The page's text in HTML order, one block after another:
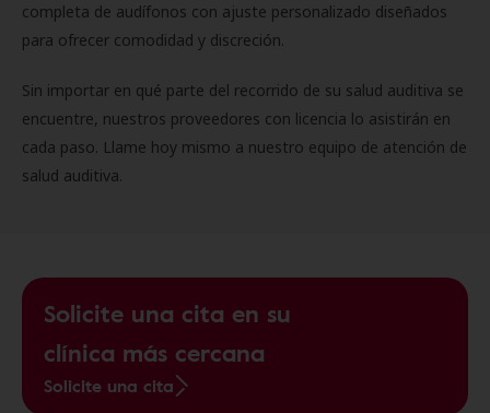
completa de audífonos con ajuste personalizado diseñados
para ofrecer comodidad y discreción.
Sin importar en qué parte del recorrido de su salud auditiva se
encuentre, nuestros proveedores con licencia lo asistirán en
cada paso. Llame hoy mismo a nuestro equipo de atención de
salud auditiva.
Solicite una cita en su
clínica más cercana
Solicite una cita